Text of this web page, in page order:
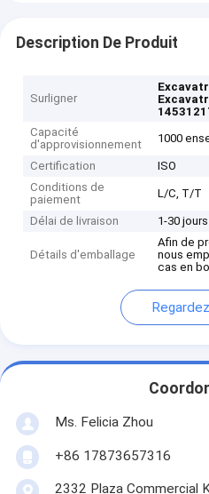
Description De Produit
Surligner
Capacité
d'approvisionnement
1000
Certification
ISO
Conditions de
paiement
L/C, T/T
Délai de livraison 1-30 jours
Détails d'emballage
Afin de
nous
cas en
Ms. Felicia Zhou
+86 17873657316
2332 Plaza Commercial